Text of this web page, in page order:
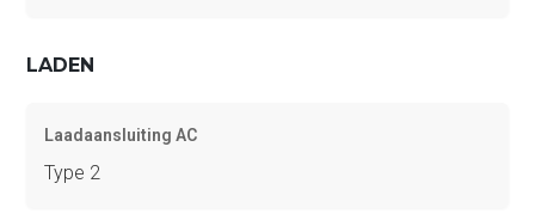
LADEN
Laadaansluiting AC
Type 2